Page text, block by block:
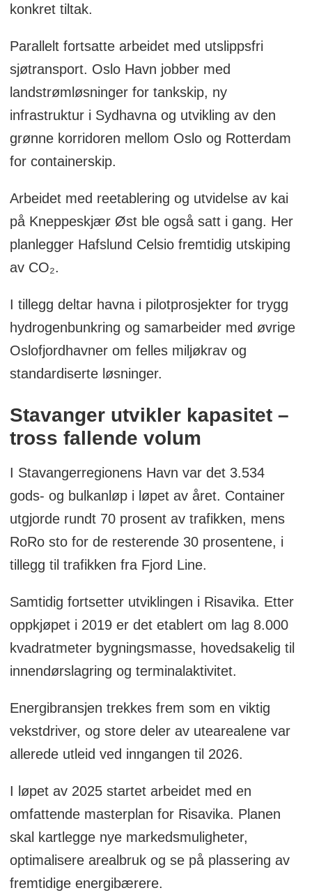
konkret tiltak.
Parallelt fortsatte arbeidet med utslippsfri
sjøtransport. Oslo Havn jobber med
landstrømløsninger for tankskip, ny
infrastruktur i Sydhavna og utvikling av den
grønne korridoren mellom Oslo og Rotterdam
for containerskip.
Arbeidet med reetablering og utvidelse av kai
på Kneppeskjær Øst ble også satt i gang. Her
planlegger Hafslund Celsio fremtidig utskiping
av CO₂.
I tillegg deltar havna i pilotprosjekter for trygg
hydrogenbunkring og samarbeider med øvrige
Oslofjordhavner om felles miljøkrav og
standardiserte løsninger.
Stavanger utvikler kapasitet –
tross fallende volum
I Stavangerregionens Havn var det 3.534
gods- og bulkanløp i løpet av året. Container
utgjorde rundt 70 prosent av trafikken, mens
RoRo sto for de resterende 30 prosentene, i
tillegg til trafikken fra Fjord Line.
Samtidig fortsetter utviklingen i Risavika. Etter
oppkjøpet i 2019 er det etablert om lag 8.000
kvadratmeter bygningsmasse, hovedsakelig til
innendørslagring og terminalaktivitet.
Energibransjen trekkes frem som en viktig
vekstdriver, og store deler av utearealene var
allerede utleid ved inngangen til 2026.
I løpet av 2025 startet arbeidet med en
omfattende masterplan for Risavika. Planen
skal kartlegge nye markedsmuligheter,
optimalisere arealbruk og se på plassering av
fremtidige energibærere.